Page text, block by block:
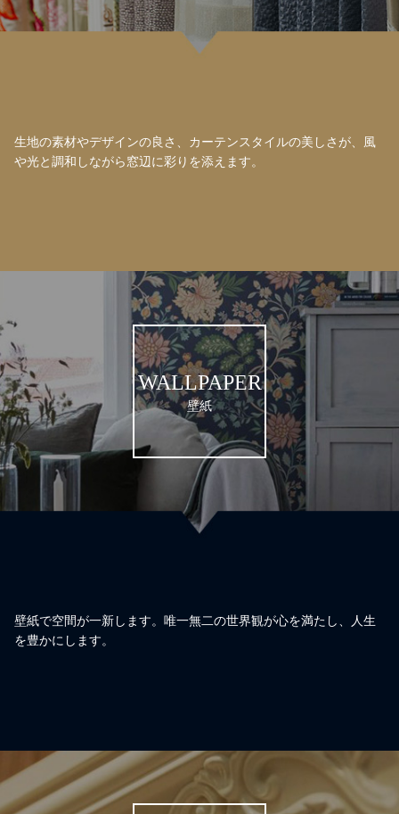
生地の素材やデザインの良さ、カーテンスタイルの美しさが、風
や光と調和しながら窓辺に彩りを添えます。
WALLPAPER
壁紙
壁紙で空間が一新します。唯一無二の世界観が心を満たし、人生
を豊かにします。